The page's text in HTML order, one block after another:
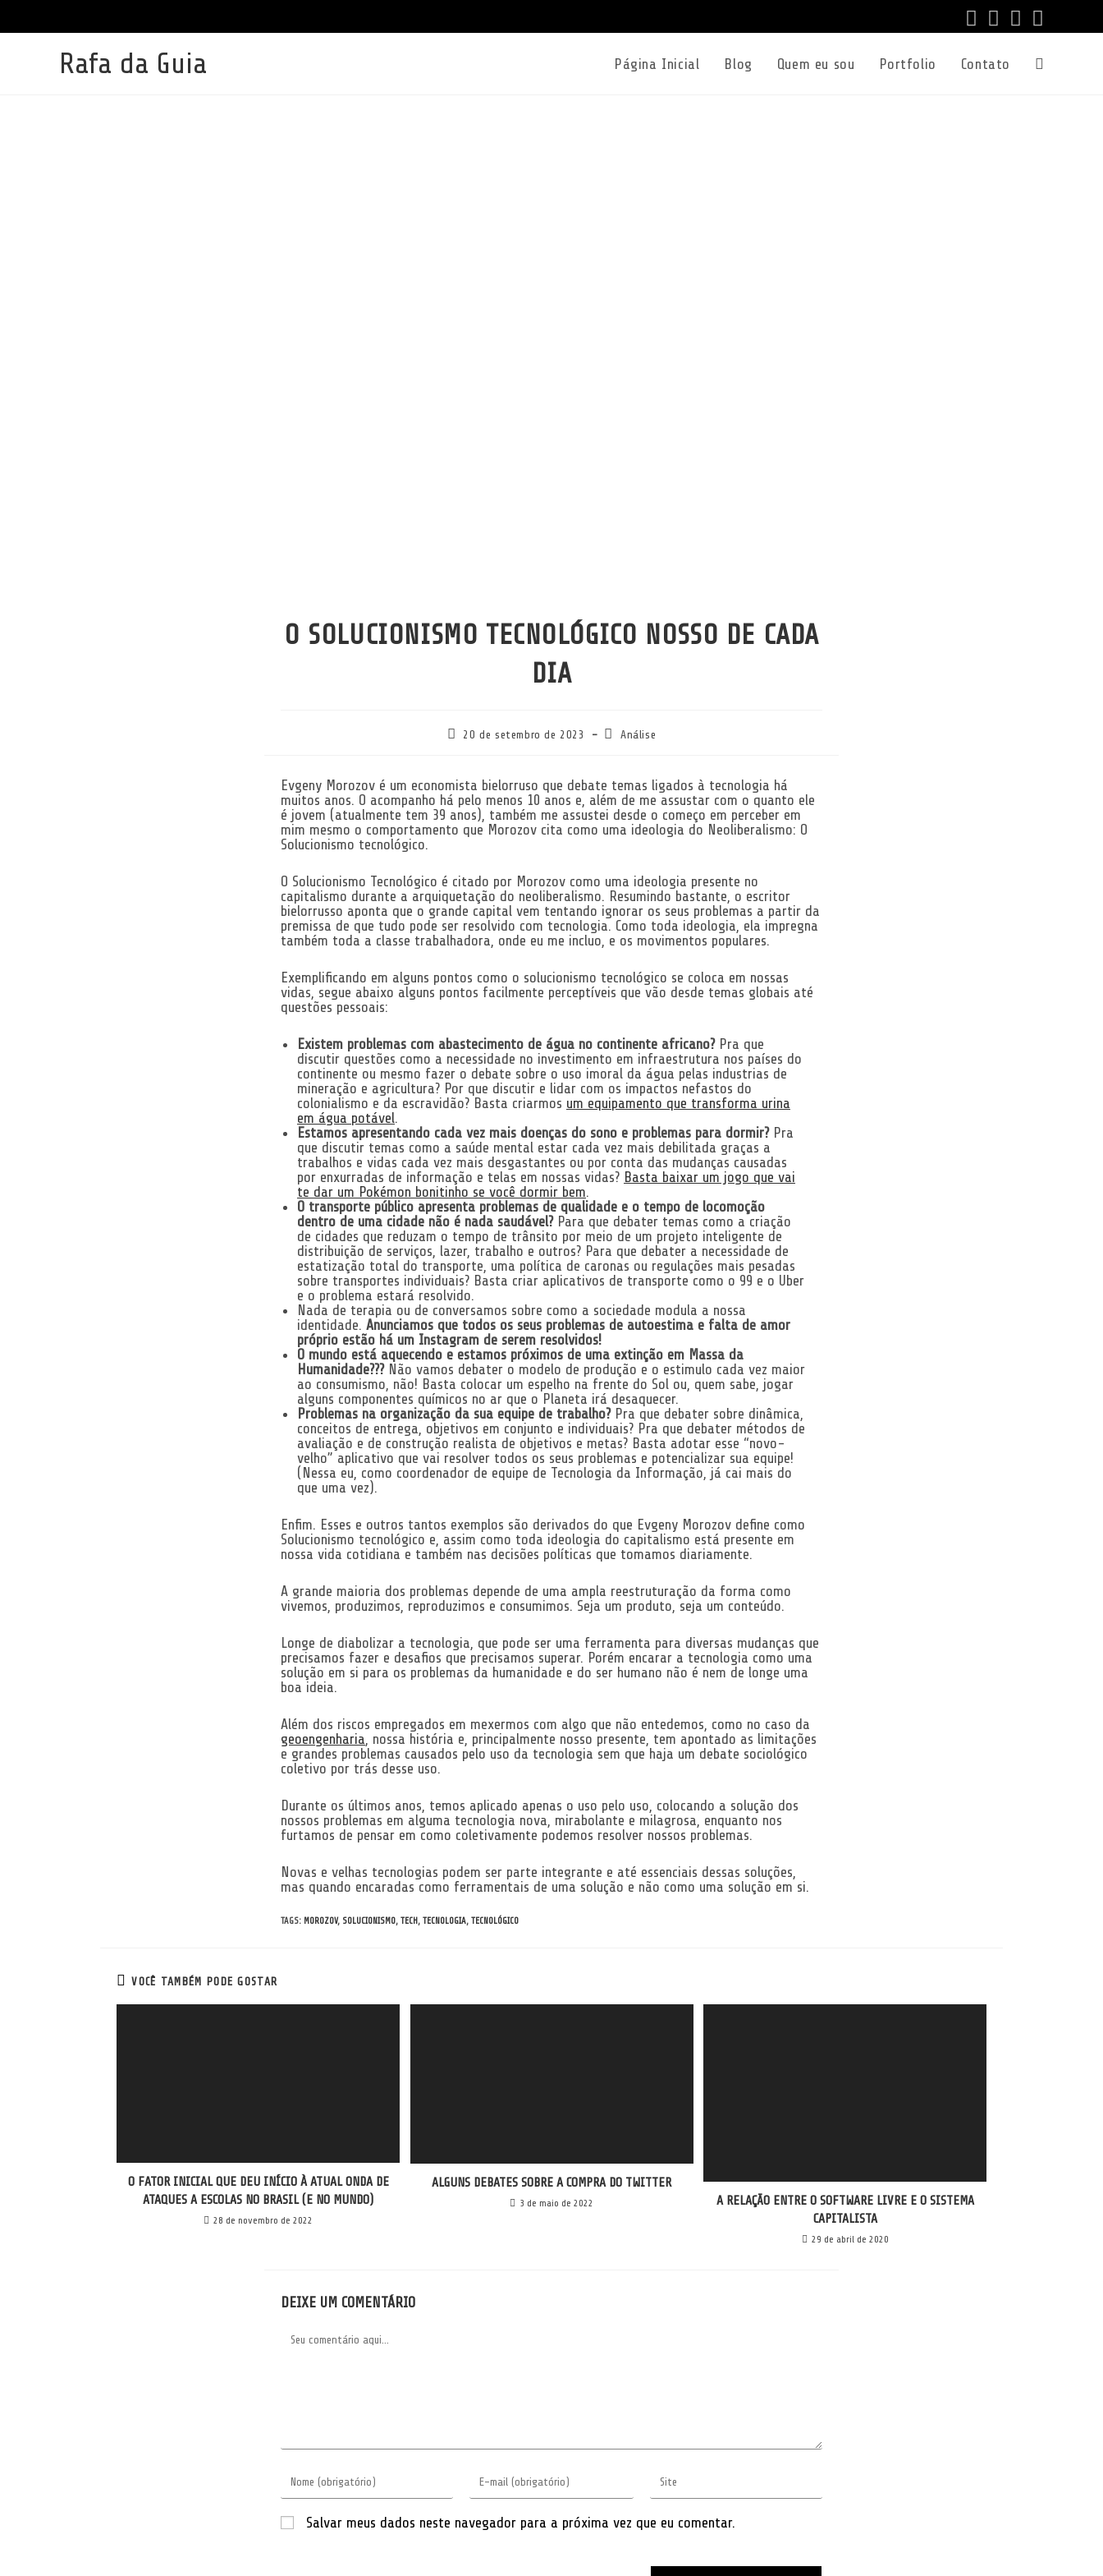
Rafa da Guia Página Inicial Blog Quem eu sou Portfolio Contato
O SOLUCIONISMO TECNOLÓGICO NOSSO DE CADA
DIA
Post20 de setembro de 2023
Categoria
Análise
Evgeny Morozov é um economista bielorruso que debate temas ligados à tecnologia há
muitos anos. O acompanho há pelo menos 10 anos e, além de me assustar com o quanto ele
é jovem (atualmente tem 39 anos), também me assustei desde o começo em perceber em
mim mesmo o comportamento que Morozov cita como uma ideologia do Neoliberalismo: O
Solucionismo tecnológico.
O Solucionismo Tecnológico é citado por Morozov como uma ideologia presente no
capitalismo durante a arquiquetação do neoliberalismo. Resumindo bastante, o escritor
bielorrusso aponta que o grande capital vem tentando ignorar os seus problemas a partir da
premissa de que tudo pode ser resolvido com tecnologia. Como toda ideologia, ela impregna
também toda a classe trabalhadora, onde eu me incluo, e os movimentos populares.
Exemplificando em alguns pontos como o solucionismo tecnológico se coloca em nossas
vidas, segue abaixo alguns pontos facilmente perceptíveis que vão desde temas globais até
questões pessoais:
Existem problemas com abastecimento de água no continente africano?Pra que
discutir questões como a necessidade no investimento em infraestrutura nos países do
continente ou mesmo fazer o debate sobre o uso imoral da água pelas industrias de
mineração e agricultura? Por que discutir e lidar com os impactos nefastos do
colonialismo e da escravidão? Basta criarmos um equipamento que transforma urina
em água potável.
Estamos apresentando cada vez mais doenças do sono e problemas para dormir?Pra
que discutir temas como a saúde mental estar cada vez mais debilitada graças a
trabalhos e vidas cada vez mais desgastantes ou por conta das mudanças causadas
por enxurradas de informação e telas em nossas vidas? Basta baixar um jogo que vai
te dar um Pokémon bonitinho se você dormir bem.
O transporte público apresenta problemas de qualidade e o tempo de locomoção
dentro de uma cidade não é nada saudável?Para que debater temas como a criação
de cidades que reduzam o tempo de trânsito por meio de um projeto inteligente de
distribuição de serviços, lazer, trabalho e outros? Para que debater a necessidade de
estatização total do transporte, uma política de caronas ou regulações mais pesadas
sobre transportes individuais? Basta criar aplicativos de transporte como o 99 e o Uber
e o problema estará resolvido.
Nada de terapia ou de conversamos sobre como a sociedade modula a nossa
identidade. Anunciamos que todos os seus problemas de autoestima e falta de amor
próprio estão há um Instagram de serem resolvidos!
O mundo está aquecendo e estamos próximos de uma extinção em Massa da
Humanidade???Não vamos debater o modelo de produção e o estimulo cada vez maior
ao consumismo, não! Basta colocar um espelho na frente do Sol ou, quem sabe, jogar
alguns componentes químicos no ar que o Planeta irá desaquecer.
Problemas na organização da sua equipe de trabalho?Pra que debater sobre dinâmica,
conceitos de entrega, objetivos em conjunto e individuais? Pra que debater métodos de
avaliação e de construção realista de objetivos e metas? Basta adotar esse “novo-
velho” aplicativo que vai resolver todos os seus problemas e potencializar sua equipe!
(Nessa eu, como coordenador de equipe de Tecnologia da Informação, já cai mais do
que uma vez).
Enfim. Esses e outros tantos exemplos são derivados do que Evgeny Morozov define como
Solucionismo tecnológico e, assim como toda ideologia do capitalismo está presente em
nossa vida cotidiana e também nas decisões políticas que tomamos diariamente.
A grande maioria dos problemas depende de uma ampla reestruturação da forma como
vivemos, produzimos, reproduzimos e consumimos. Seja um produto, seja um conteúdo.
Longe de diabolizar a tecnologia, que pode ser uma ferramenta para diversas mudanças que
precisamos fazer e desafios que precisamos superar. Porém encarar a tecnologia como uma
solução em si para os problemas da humanidade e do ser humano não é nem de longe uma
boa ideia.
Além dos riscos empregados em mexermos com algo que não entedemos, como no caso da
geoengenharia, nossa história e, principalmente nosso presente, tem apontado as limitações
e grandes problemas causados pelo uso da tecnologia sem que haja um debate sociológico
coletivo por trás desse uso.
Durante os últimos anos, temos aplicado apenas o uso pelo uso, colocando a solução dos
nossos problemas em alguma tecnologia nova, mirabolante e milagrosa, enquanto nos
furtamos de pensar em como coletivamente podemos resolver nossos problemas.
Novas e velhas tecnologias podem ser parte integrante e até essenciais dessas soluções,
mas quando encaradas como ferramentais de uma solução e não como uma solução em si.
TAGS: MOROZOV, SOLUCIONISMO, TECH, TECNOLOGIA, TECNOLÓGICO
VOCÊ TAMBÉM PODE GOSTAR
O FATOR INICIAL QUE DEU INÍCIO À ATUAL ONDA DE
ATAQUES A ESCOLAS NO BRASIL (E NO MUNDO)
28 de novembro de 2022
ALGUNS DEBATES SOBRE A COMPRA DO TWITTER
3 de maio de 2022
A RELAÇÃO ENTRE O SOFTWARE LIVRE E O SISTEMA
CAPITALISTA
29 de abril de 2020
DEIXE UM COMENTÁRIO
seu
nome
de
seu
mail
site
Salvar meus dados neste navegador para a próxima vez que eu comentar.